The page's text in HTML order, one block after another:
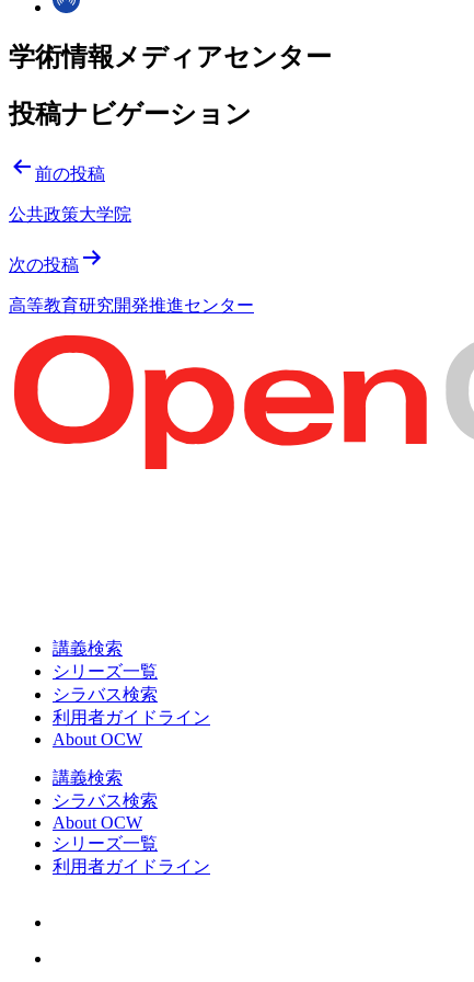
学術情報メディアセンター
投稿ナビゲーション
前の投稿
公共政策大学院
次の投稿
高等教育研究開発推進センター
講義検索
シリーズ一覧
シラバス検索
利用者ガイドライン
About OCW
講義検索
シラバス検索
About OCW
シリーズ一覧
利用者ガイドライン